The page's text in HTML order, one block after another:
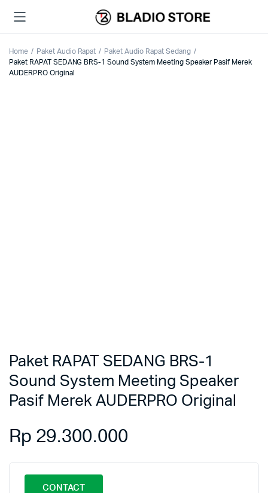
Home Paket Audio Rapat
Paket Audio Rapat Sedang
Paket RAPAT SEDANG BRS-1 Sound System Meeting Speaker Pasif Merek
AUDERPRO Original
Paket RAPAT SEDANG BRS-1
Sound System Meeting Speaker
Pasif Merek AUDERPRO Original
Rp 29.300.000
CONTACT